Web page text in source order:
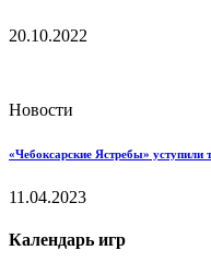
20.10.2022
Новости
«Чебоксарские Ястребы»
11.04.2023
Календарь игр